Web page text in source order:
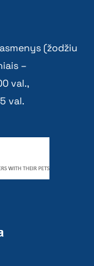
(žodžiu
–
val.,
val.